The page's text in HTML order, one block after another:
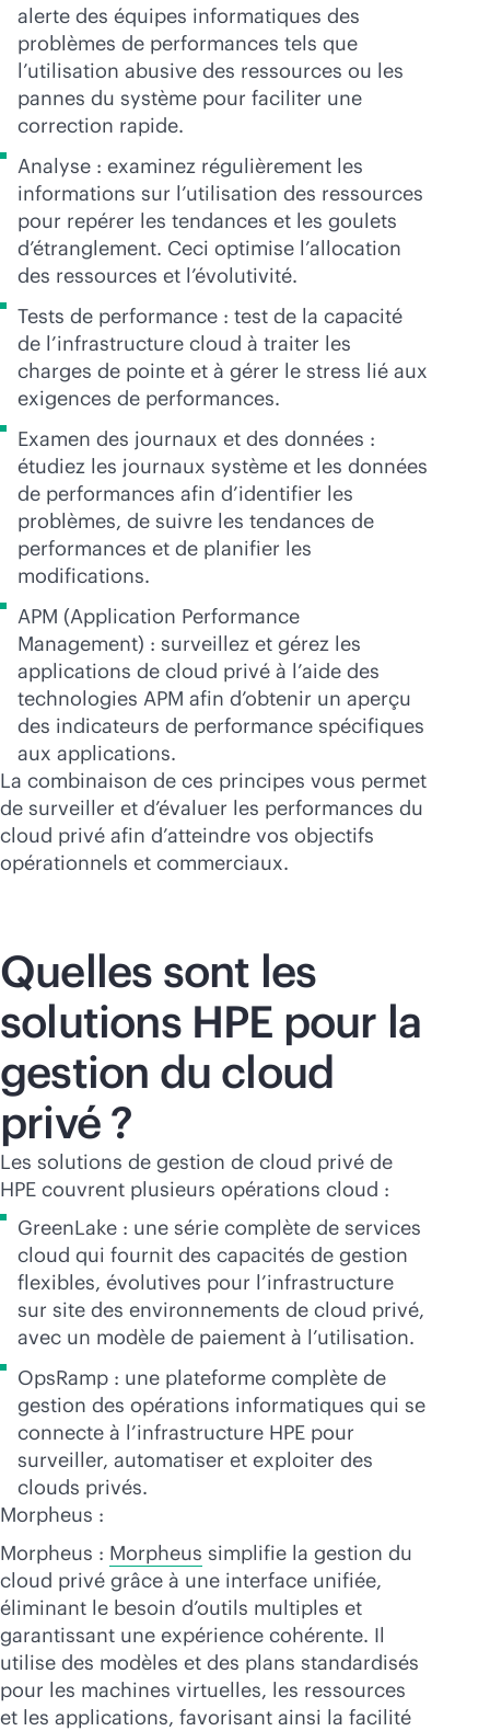
alerte des équipes informatiques des
problèmes de performances tels que
l’utilisation abusive des ressources ou les
pannes du système pour faciliter une
correction rapide.
Analyse : examinez régulièrement les
informations sur l’utilisation des ressources
pour repérer les tendances et les goulets
d’étranglement. Ceci optimise l’allocation
des ressources et l’évolutivité.
Tests de performance : test de la capacité
de l’infrastructure cloud à traiter les
charges de pointe et à gérer le stress lié aux
exigences de performances.
Examen des journaux et des données :
étudiez les journaux système et les données
de performances afin d’identifier les
problèmes, de suivre les tendances de
performances et de planifier les
modifications.
APM (Application Performance
Management) : surveillez et gérez les
applications de cloud privé à l’aide des
technologies APM afin d’obtenir un aperçu
des indicateurs de performance spécifiques
aux applications.
La combinaison de ces principes vous permet
de surveiller et d’évaluer les performances du
cloud privé afin d’atteindre vos objectifs
opérationnels et commerciaux.
Quelles sont les
solutions HPE pour la
gestion du cloud
privé ?
Les solutions de gestion de cloud privé de
HPE couvrent plusieurs opérations cloud :
GreenLake : une série complète de services
cloud qui fournit des capacités de gestion
flexibles, évolutives pour l’infrastructure
sur site des environnements de cloud privé,
avec un modèle de paiement à l’utilisation.
OpsRamp : une plateforme complète de
gestion des opérations informatiques qui se
connecte à l’infrastructure HPE pour
surveiller, automatiser et exploiter des
clouds privés.
Morpheus :
Morpheus : Morpheus simplifie la gestion du
cloud privé grâce à une interface unifiée,
éliminant le besoin d’outils multiples et
garantissant une expérience cohérente. Il
utilise des modèles et des plans standardisés
pour les machines virtuelles, les ressources
et les applications, favorisant ainsi la facilité